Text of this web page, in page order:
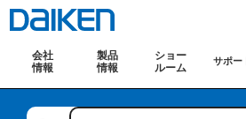
会社
情報
製品
情報
ショー
ルーム
サポー